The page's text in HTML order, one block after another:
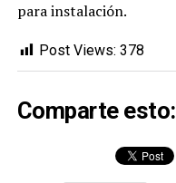
para instalación.
Post Views: 378
Comparte esto: